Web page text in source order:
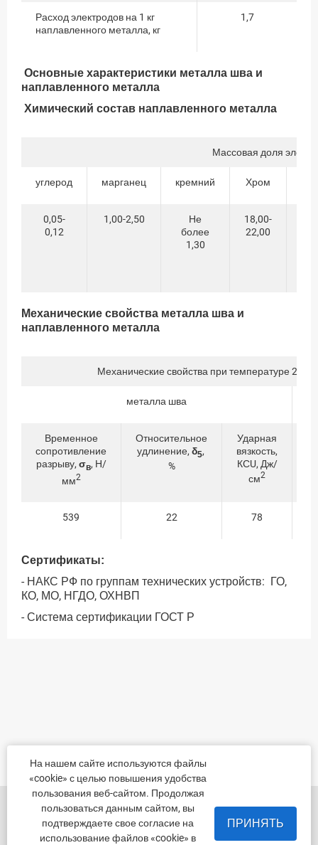
Расход электродов на 1 кг
наплавленного металла, кг
1,7
Основные характеристики металла шва и
наплавленного металла
Химический состав наплавленного металла
Массовая доля
углерод марганец кремний Хром
0,05-
0,12
1,00-2,50
Не
более
1,30
18,00-
22,00
Механические свойства металла шва и
наплавленного металла
Механические свойства при температуре
металла шва
Временное
сопротивление
разрыву, σв, Н/
мм2
Относительное
удлинение, δ5,
%
Ударная
вязкость,
КСU, Дж/
см2
539 22 78
Сертификаты:
- НАКС РФ по группам технических устройств: ГО,
КО, МО, НГДО, ОХНВП
- Система сертификации ГОСТ Р
455022, Челябинская обл., Магнитогорск, шоссе
Белорецкое, д.5
На нашем сайте используются файлы
«cookie» с целью повышения удобства
пользования веб-сайтом. Продолжая
пользоваться данным сайтом, вы
подтверждаете свое согласие на
использование файлов «cookie» в
ПРИНЯТЬ